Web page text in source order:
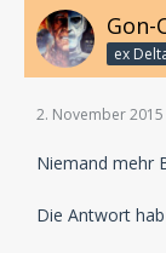
Gon-
ex
2. November 2015
Niemand mehr
Die Antwort